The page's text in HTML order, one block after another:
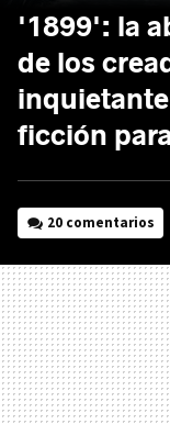
'1899': la
de los
ficción
20 comentarios